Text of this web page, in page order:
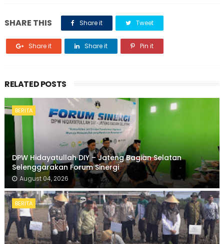
SHARE THIS Share it Tweet
Share it Share it Pin it
RELATED POSTS
BERITA
DPW Hidayatullah DIY – Jateng Bagian Selatan
Selenggarakan Forum Sinergi
August 04, 2026
BERITA